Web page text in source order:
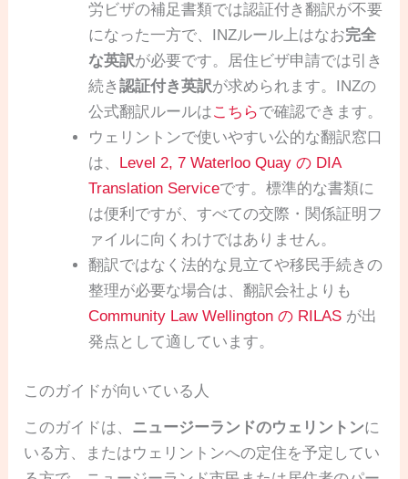
労ビザの補足書類では認証付き翻訳が不要
になった一方で、INZルール上はなお完全
な英訳が必要です。居住ビザ申請では引き
続き認証付き英訳が求められます。INZの
公式翻訳ルールはこちらで確認できます。
ウェリントンで使いやすい公的な翻訳窓口
は、
Level 2, 7 Waterloo Quay の DIA
Translation Serviceです。標準的な書類に
は便利ですが、すべての交際・関係証明フ
ァイルに向くわけではありません。
翻訳ではなく法的な見立てや移民手続きの
整理が必要な場合は、翻訳会社よりも
Community Law Wellington の RILAS が出
発点として適しています。
このガイドが向いている人
このガイドは、 ニュージーランドのウェリントンに
いる方、またはウェリントンへの定住を予定してい